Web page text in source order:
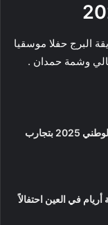
البرج حفلا موسقيا
وشمة حمدان .
ماجد الفطيم تحتفل باليوم الوطني 2025 بتجارب
في العين احتفالاً